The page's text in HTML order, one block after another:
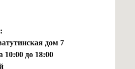
дом 7
10:00 до 18:00